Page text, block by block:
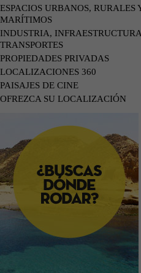
ESPACIOS URBANOS, RURALES
MARÍTIMOS
INDUSTRIA,
TRANSPORTES
PROPIEDADES PRIVADAS
LOCALIZACIONES 360
PAISAJES DE CINE
OFREZCA SU LOCALIZACIÓN